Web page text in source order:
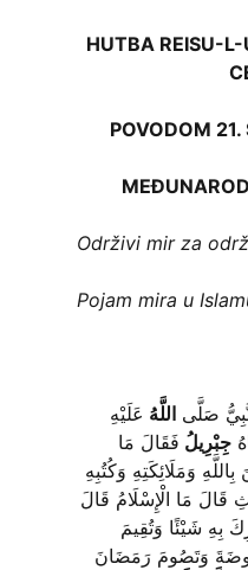
HUTBA REISU-L-
POVODOM
Održivi mir za
Pojam mira u
صَلَّى اللَّهُ عَلَيْهِ
جِبْرِيلُ فَقَالَ مَا
بِاللَّهِ وَمَلَائِكَتِهِ وَكُتُبِهِ
قَالَ مَا الْإِسْلَامُ قَالَ
بِهِ شَيْئًا وَتُقِيمَ
وَتَصُومَ رَمَضَانَ